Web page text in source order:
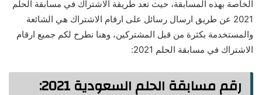
الخاصة بهذه المسابقة، حيث تعد طريقة الاشتراك في مسابقة الحلم
2021 عن طريق ارسال رسائل على ارقام الاشتراك هي الشائعة
والمستخدمة بكثرة من قبل المشتركين، وهنا نطرح لكم جميع ارقام
الاشتراك في مسابقة الحلم 2021:
رقم مسابقة الحلم السعودية 2021: